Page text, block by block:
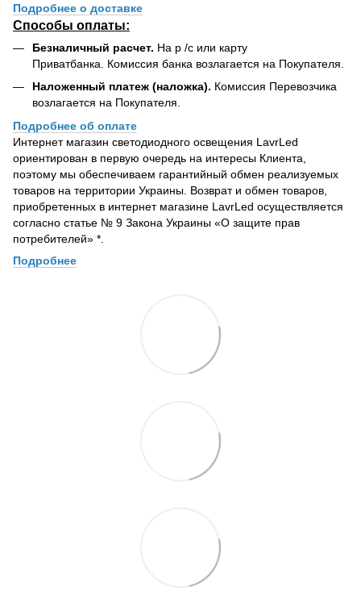
Подробнее о доставке
Способы оплаты:
Безналичный расчет. На р /с или карту
Приватбанка. Комиссия банка возлагается на Покупателя.
Наложенный платеж (наложка). Комиссия Перевозчика
возлагается на Покупателя.
Подробнее об оплате
Интернет магазин светодиодного освещения LavrLed
ориентирован в первую очередь на интересы Клиента,
поэтому мы обеспечиваем гарантийный обмен реализуемых
товаров на территории Украины. Возврат и обмен товаров,
приобретенных в интернет магазине LavrLed осуществляется
согласно статье № 9 Закона Украины «О защите прав
потребителей» *.
Подробнее